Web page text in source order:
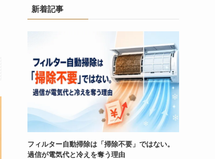
新着記事
フィルター自動掃除は「掃除不要」ではない。
過信が電気代と冷えを奪う理由